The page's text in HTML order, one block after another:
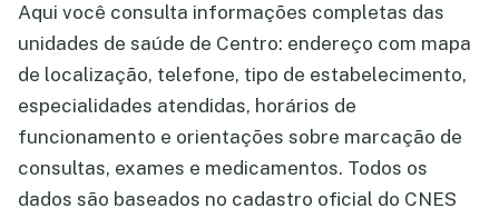
Aqui você consulta informações completas das
unidades de saúde de Centro: endereço com mapa
de localização, telefone, tipo de estabelecimento,
especialidades atendidas, horários de
funcionamento e orientações sobre marcação de
consultas, exames e medicamentos. Todos os
dados são baseados no cadastro oficial do CNES